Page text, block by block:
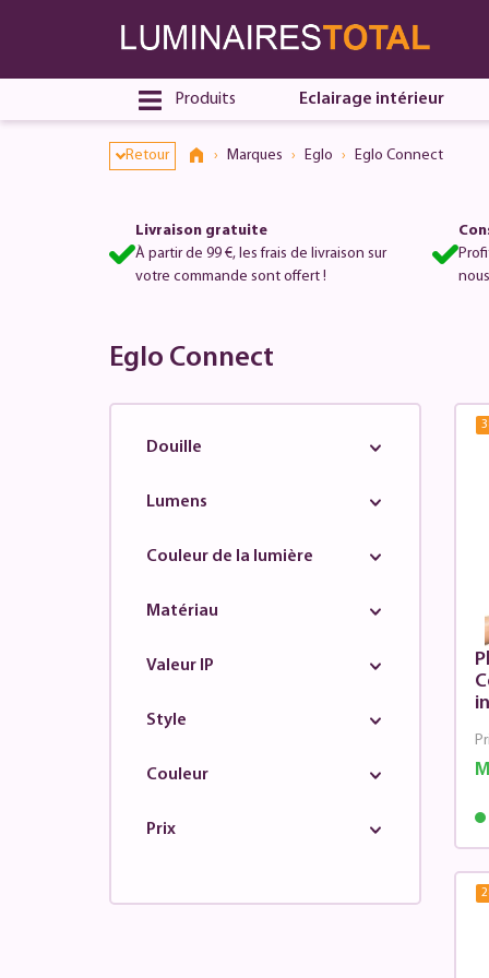
Produits Eclairage intérieur
Retour Marques Eglo Eglo Connect
Livraison gratuite
À partir de 99 €, les frais de livraison sur
votre commande sont offert !
Eglo Connect
Douille
Lumens
Couleur de la lumière
Matériau
Valeur IP
Style
Couleur
Prix